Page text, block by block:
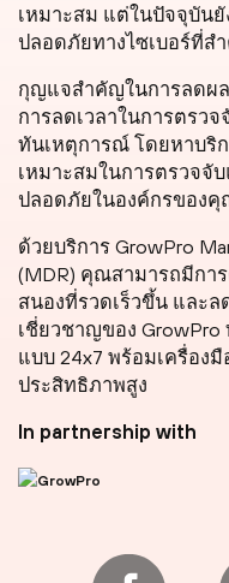
เหมาะสม แต่ในปัจจุบัน
ปลอดภัยทางไซเบอร์ที่ส
กุญแจสำคัญในการลดผ
การลดเวลาในการตรว
ทันเหตุการณ์ โดยหาบริ
เหมาะสมในการตรวจจั
ปลอดภัยในองค์กรของ
ด้วยบริการ GrowPro
(MDR) คุณสามารถมีกา
สนองที่รวดเร็วขึ้น และ
เชี่ยวชาญของ
แบบ 24x7 พร้อมเครื่องมื
ประสิทธิภาพสูง
In partnership with